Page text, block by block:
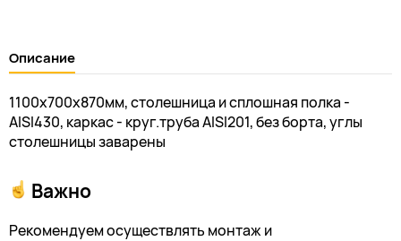
Описание
1100х700х870мм, столешница и сплошная полка -
AISI430, каркас - круг.труба AISI201, без борта, углы
столешницы заварены
Важно
Рекомендуем осуществлять монтаж и